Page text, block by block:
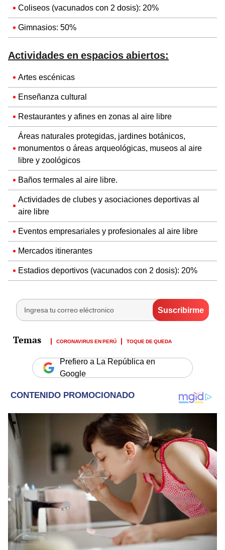
Coliseos (vacunados con 2 dosis): 20%
Gimnasios: 50%
Actividades en espacios abiertos:
Artes escénicas
Enseñanza cultural
Restaurantes y afines en zonas al aire libre
Áreas naturales protegidas, jardines botánicos,
monumentos o áreas arqueológicas, museos al aire
libre y zoológicos
Baños termales al aire libre.
Actividades de clubes y asociaciones deportivas al
aire libre
Eventos empresariales y profesionales al aire libre
Mercados itinerantes
Estadios deportivos (vacunados con 2 dosis): 20%
CORONAVIRUS EN PERÚ TOQUE DE QUEDA
Prefiero a La República en
Google